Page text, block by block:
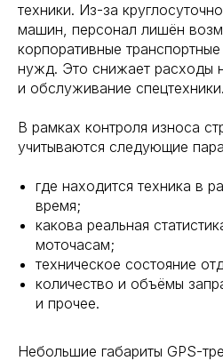
техники. Из-за
машин, персонал лишён
корпоративные
нужд. Это снижает расходы
и обслуживание спецтехники.
В рамках контроля износа
учитываются следующие
где находится техника в
время;
какова реальная
моточасам;
техническое состояние
количество и объёмы
и прочее.
Небольшие габариты GPS-